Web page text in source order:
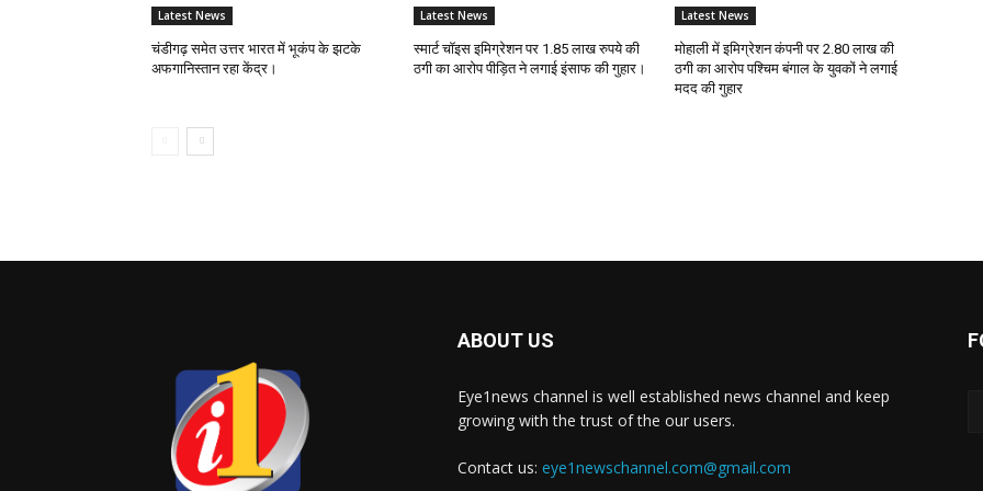
Latest News
चंडीगढ़ समेत उत्तर भारत में भूकंप के झटके
अफगानिस्तान रहा केंद्र।
Latest News
स्मार्ट चॉइस इमिग्रेशन पर 1.85 लाख रुपये की
ठगी का आरोप पीड़ित ने लगाई इंसाफ की गुहार।
Latest News
मोहाली में इमिग्रेशन कंपनी पर 2.80 लाख की
ठगी का आरोप पश्चिम बंगाल के युवकों ने लगाई
मदद की गुहार
ABOUT US
Eye1news channel is well established news channel and keep
growing with the trust of the our users.
Contact us: eye1newschannel.com@gmail.com